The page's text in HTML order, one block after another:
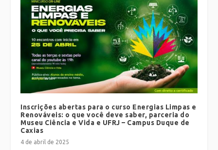
Inscrições abertas para o curso Energias Limpas e
Renováveis: o que você deve saber, parceria do
Museu Ciência e Vida e UFRJ – Campus Duque de
Caxias
4 de abril de 2025